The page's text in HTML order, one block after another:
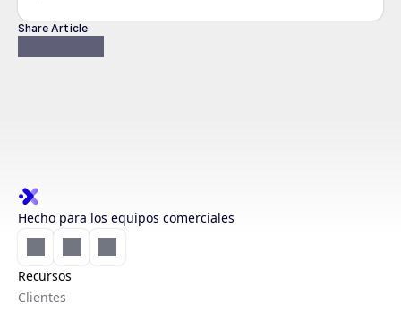
Share Article
Hecho para los equipos comerciales
Recursos
Clientes